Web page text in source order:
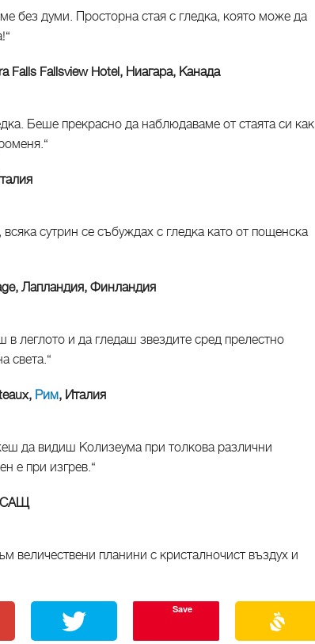
без думи. Просторна стая с гледка, която може да
Falls Fallsview Hotel, Ниагара, Канада
Беше прекрасно да наблюдаваме от стаята си как
сутрин се събуждах с гледка като от пощенска
Лапландия, Финландия
леглото и да гледаш звездите сред прелестно
света.“
Рим, Италия
да видиш Колизеума при толкова различни
е при изгрев.“
САЩ
величествени планини с кристалночист въздух и
Save